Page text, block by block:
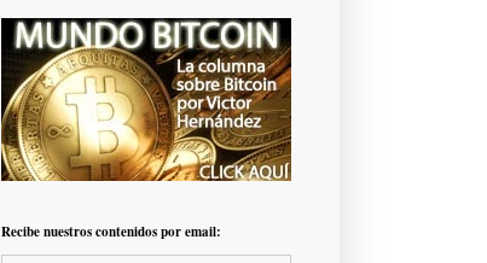
Recibe nuestros contenidos por email: